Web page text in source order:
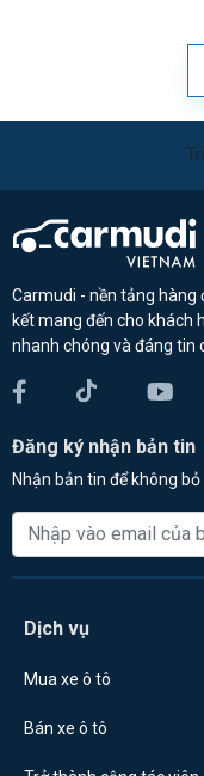
Carmudi - nền tảng hàng
kết mang đến cho khách
nhanh chóng và đáng tin
Đăng ký nhận bản tin
Nhận bản tin để không
Dịch vụ
Mua xe ô tô
Bán xe ô tô